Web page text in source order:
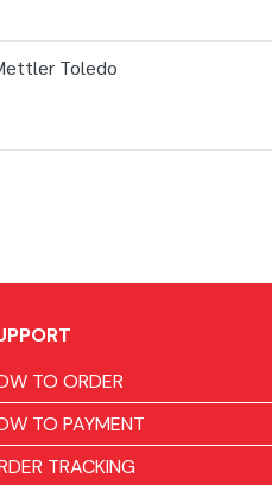
Toledo
TO ORDER
TO PAYMENT
TRACKING